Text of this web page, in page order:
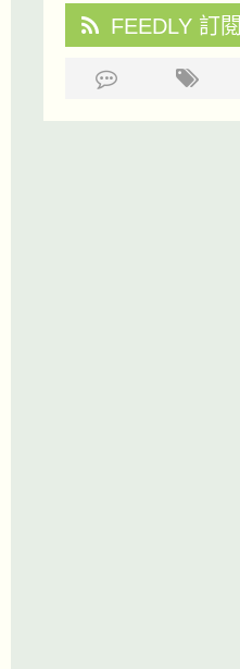
FEEDLY 訂閱